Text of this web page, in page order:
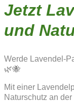
Jetzt
und
Werde Lavendel-
🌿🐝
Mit einer
Naturschutz an